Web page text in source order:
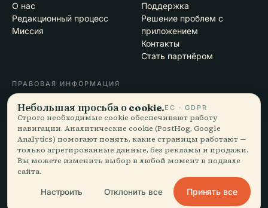
О нас
Редакционный процесс
Миссия
Поддержка
Решение проблем с
приложением
Контакты
Стать партнёром
ПРАВОВАЯ ИНФОРМАЦИЯ
Конфиденциальность
Условия
Настройки cookie
Удалить аккаунт
© 2026 Audiala · Сделано в Морже, Швейцария, в дороге и в облаках
EN · FR · DE · ES · IT · PT · JA · ZH · HI · RU · CS · AR
Небольшая просьба о cookie.ЕС · GDPR
Строго необходимые cookie обеспечивают работу
навигации. Аналитические cookie (PostHog, Google
Analytics) помогают понять, какие страницы работают —
только агрегированные данные, без рекламы и продажи.
Вы можете изменить выбор в любой момент в подвале
сайта.
Настроить Отклонить все Принять все